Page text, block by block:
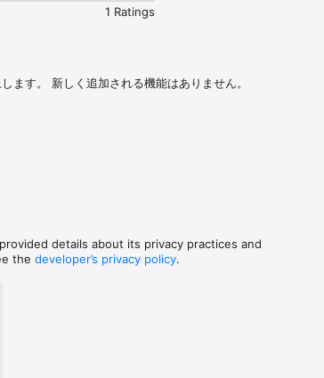
フレーズをタップすると、掲載ページへすぐに移動が
利用できます。
1 Ratings
す。 新しく追加される機能はありません。
details about its privacy practices and
the developer’s privacy policy.